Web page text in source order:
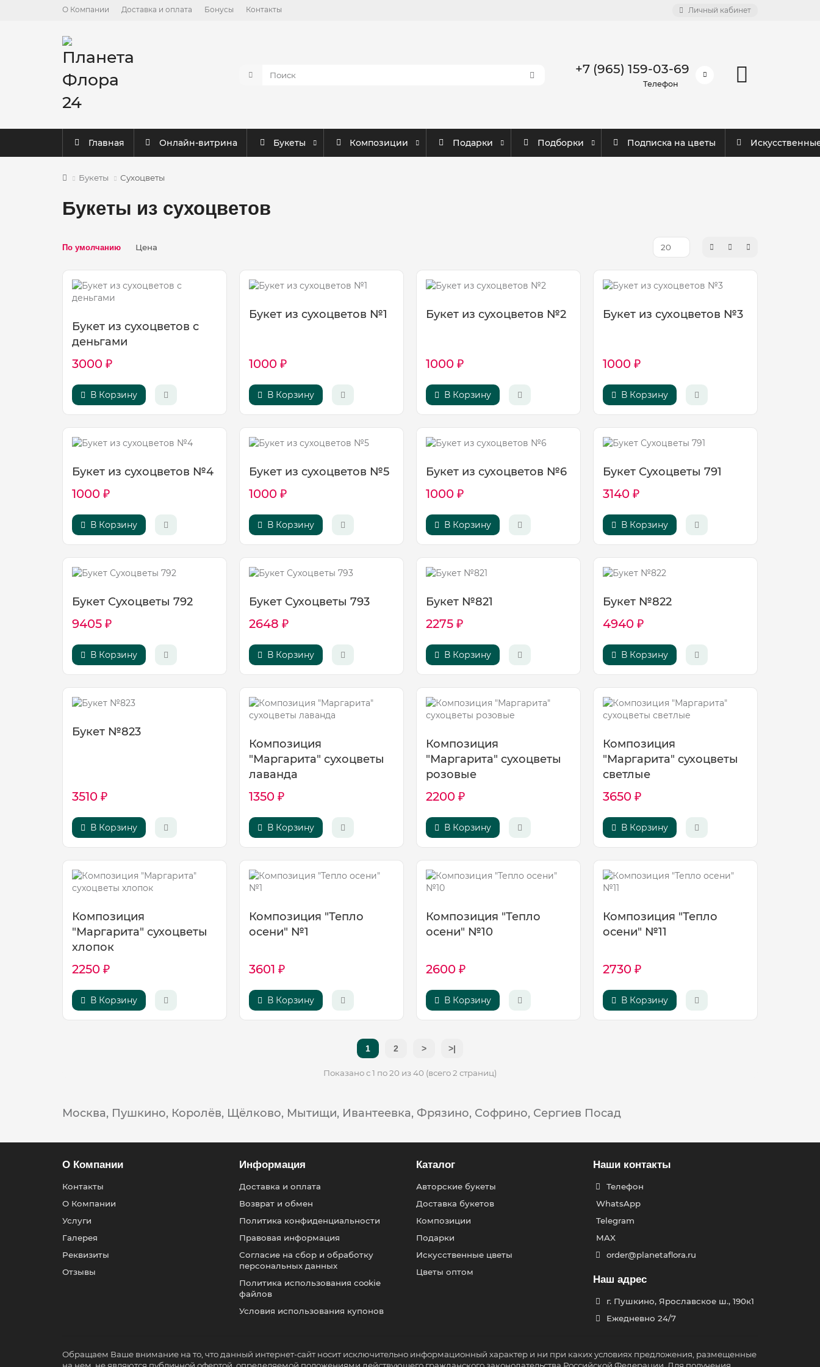
О Компании Доставка и оплата Бонусы Контакты Личный кабинет
+7 (965) 159-03-69
Телефон
Главная Онлайн-витрина Букеты Композиции Подарки Подборки Подписка на цветы
Букеты Сухоцветы
Букеты из сухоцветов
По умолчанию Цена
Букет из сухоцветов с
деньгами
3000 ₽
В Корзину
Букет из сухоцветов №1
1000 ₽
В Корзину
Букет из сухоцветов №2
1000 ₽
В Корзину
Букет из сухоцветов №3
1000 ₽
В Корзину
Букет из сухоцветов №4
1000 ₽
В Корзину
Букет из сухоцветов №5
1000 ₽
В Корзину
Букет из сухоцветов №6
1000 ₽
В Корзину
Букет Сухоцветы 791
3140 ₽
В Корзину
Букет Сухоцветы 792
9405 ₽
В Корзину
Букет Сухоцветы 793
2648 ₽
В Корзину
Букет №821
2275 ₽
В Корзину
Букет №822
4940 ₽
В Корзину
Букет №823
3510 ₽
В Корзину
Композиция
"Маргарита" сухоцветы
лаванда
1350 ₽
В Корзину
Композиция
"Маргарита" сухоцветы
розовые
2200 ₽
В Корзину
Композиция
"Маргарита" сухоцветы
светлые
3650 ₽
В Корзину
Композиция
"Маргарита" сухоцветы
хлопок
2250 ₽
В Корзину
Композиция "Тепло
осени" №1
3601 ₽
В Корзину
Композиция "Тепло
осени" №10
2600 ₽
В Корзину
Композиция "Тепло
осени" №11
2730 ₽
В Корзину
1 2 > >|
Показано с 1 по 20 из 40 (всего 2 страниц)
Москва, Пушкино, Королёв, Щёлково, Мытищи, Ивантеевка, Фрязино, Софрино, Сергиев Посад
О Компании
Контакты
О Компании
Услуги
Галерея
Реквизиты
Отзывы
Информация
Доставка и оплата
Возврат и обмен
Политика конфиденциальности
Правовая информация
Согласие на сбор и обработку
персональных данных
Политика использования cookie
файлов
Условия использования купонов
Каталог
Авторские букеты
Доставка букетов
Композиции
Подарки
Искусственные цветы
Цветы оптом
Наши контакты
Телефон
WhatsApp
Telegram
MAX
order@planetaflora.ru
Наш адрес
г. Пушкино, Ярославское ш., 190к1
Ежедневно 24/7
Обращаем Ваше внимание на то, что данный интернет-сайт носит исключительно информационный характер и ни при каких условиях предложения, размещенные